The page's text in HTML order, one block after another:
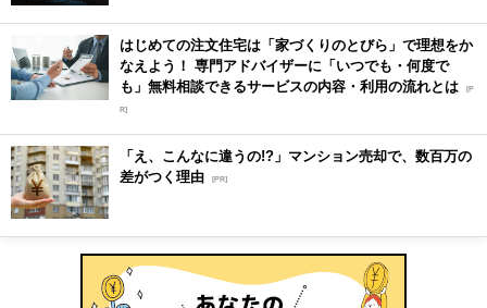
はじめての注文住宅は「家づくりのとびら」で理想をか
なえよう！ 専門アドバイザーに「いつでも・何度で
も」無料相談できるサービスの内容・利用の流れとは [P
R]
「え、こんなに違うの!?」マンション売却で、数百万の
差がつく理由 [PR]